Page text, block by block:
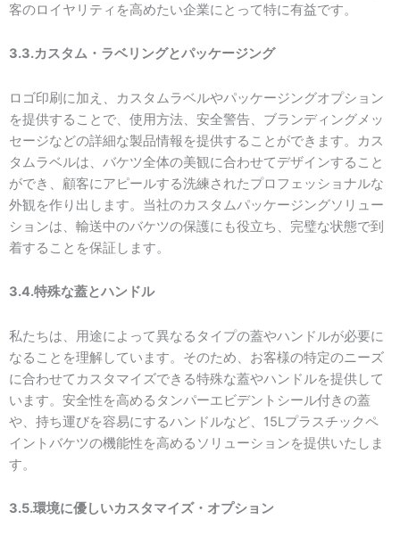
客のロイヤリティを高めたい企業にとって特に有益です。
3.3.カスタム・ラベリングとパッケージング
ロゴ印刷に加え、カスタムラベルやパッケージングオプション
を提供することで、使用方法、安全警告、ブランディングメッ
セージなどの詳細な製品情報を提供することができます。カス
タムラベルは、バケツ全体の美観に合わせてデザインすること
ができ、顧客にアピールする洗練されたプロフェッショナルな
外観を作り出します。当社のカスタムパッケージングソリュー
ションは、輸送中のバケツの保護にも役立ち、完璧な状態で到
着することを保証します。
3.4.特殊な蓋とハンドル
私たちは、用途によって異なるタイプの蓋やハンドルが必要に
なることを理解しています。そのため、お客様の特定のニーズ
に合わせてカスタマイズできる特殊な蓋やハンドルを提供して
います。安全性を高めるタンパーエビデントシール付きの蓋
や、持ち運びを容易にするハンドルなど、15Lプラスチックペ
イントバケツの機能性を高めるソリューションを提供いたしま
す。
3.5.環境に優しいカスタマイズ・オプション